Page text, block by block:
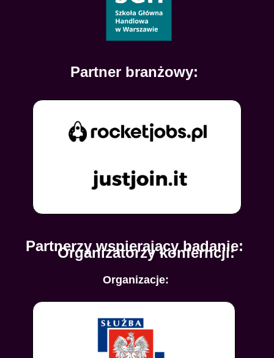
Partnerzy wspierający badanie:
Organizacje:
Partner branżowy:
Organizatorzy konferncji: